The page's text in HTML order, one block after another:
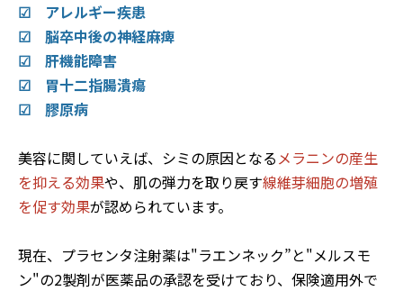
☑ アレルギー疾患
☑ 脳卒中後の神経麻痺
☑ 肝機能障害
☑ 胃十二指腸潰瘍
☑ 膠原病
美容に関していえば、シミの原因となるメラニンの産生
を抑える効果や、肌の弾力を取り戻す線維芽細胞の増殖
を促す効果が認められています。
現在、プラセンタ注射薬は"ラエンネック”と"メルスモ
ン"の2製剤が医薬品の承認を受けており、保険適用外で